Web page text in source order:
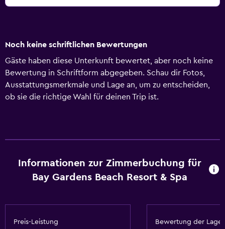
Noch keine schriftlichen Bewertungen
Gäste haben diese Unterkunft bewertet, aber noch keine
Bewertung in Schriftform abgegeben. Schau dir Fotos,
Ausstattungsmerkmale und Lage an, um zu entscheiden,
ob sie die richtige Wahl für deinen Trip ist.
Informationen zur Zimmerbuchung für
Bay Gardens Beach Resort & Spa
Preis-Leistung Bewertung der Lage